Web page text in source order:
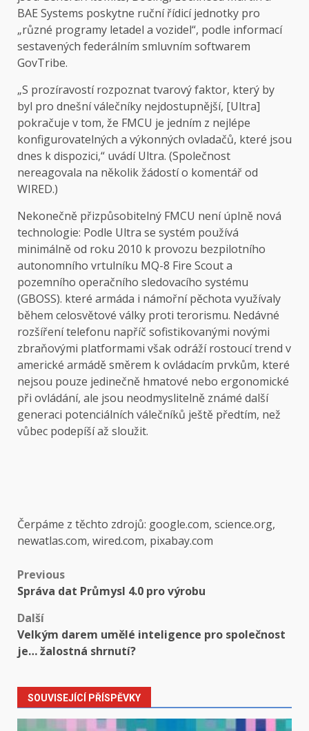
BAE Systems poskytne ruční řídicí jednotky pro
„různé programy letadel a vozidel“, podle informací
sestavených federálním smluvním softwarem
GovTribe.
„S prozíravostí rozpoznat tvarový faktor, který by
byl pro dnešní válečníky nejdostupnější, [Ultra]
pokračuje v tom, že FMCU je jedním z nejlépe
konfigurovatelných a výkonných ovladačů, které jsou
dnes k dispozici,“ uvádí Ultra. (Společnost
nereagovala na několik žádostí o komentář od
WIRED.)
Nekonečně přizpůsobitelný FMCU není úplně nová
technologie: Podle Ultra se systém používá
minimálně od roku 2010 k provozu bezpilotního
autonomního vrtulníku MQ-8 Fire Scout a
pozemního operačního sledovacího systému
(GBOSS). které armáda i námořní pěchota využívaly
během celosvětové války proti terorismu. Nedávné
rozšíření telefonu napříč sofistikovanými novými
zbraňovými platformami však odráží rostoucí trend v
americké armádě směrem k ovládacím prvkům, které
nejsou pouze jedinečně hmatové nebo ergonomické
při ovládání, ale jsou neodmyslitelně známé další
generaci potenciálních válečníků ještě předtím, než
vůbec podepíší až sloužit.
Čerpáme z těchto zdrojů: google.com, science.org,
newatlas.com, wired.com, pixabay.com
Post
navigation
Previous
Správa dat Průmysl 4.0 pro výrobu
Další
Velkým darem umělé inteligence pro společnost
je… žalostná shrnutí?
SOUVISEJÍCÍ PŘÍSPĚVKY